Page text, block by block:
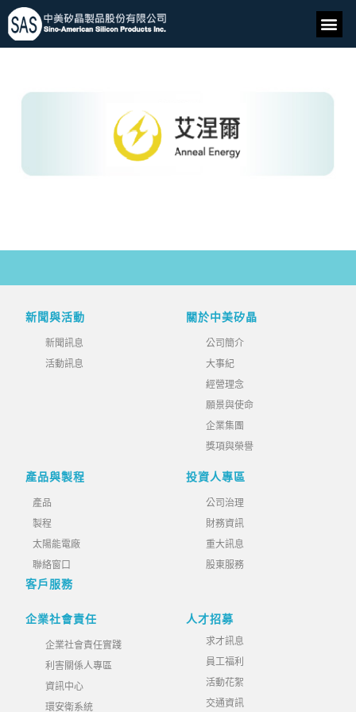
新聞與活動
新聞訊息
活動訊息
關於中美矽晶
公司簡介
大事紀
經營理念
願景與使命
企業集團
獎項與榮譽
產品與製程
產品
製程
太陽能電廠
聯絡窗口
客戶服務
投資人專區
公司治理
財務資訊
重大訊息
股東服務
企業社會責任
企業社會責任實踐
利害關係人專區
資訊中心
環安衛系統
人才招募
求才訊息
員工福利
活動花絮
交通資訊